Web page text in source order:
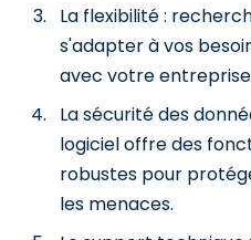
La flexibilité :
s'adapter à vos
avec votre
La sécurité des
logiciel offre des
robustes pour
les menaces.